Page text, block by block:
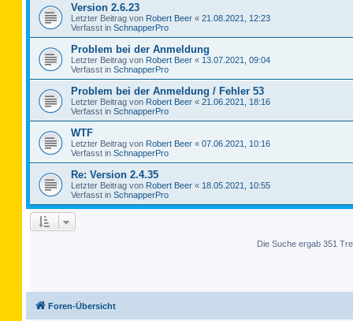
Version 2.6.23
Letzter Beitrag von Robert Beer « 21.08.2021, 12:23
Verfasst in SchnapperPro
Problem bei der Anmeldung
Letzter Beitrag von Robert Beer « 13.07.2021, 09:04
Verfasst in SchnapperPro
Problem bei der Anmeldung / Fehler 53
Letzter Beitrag von Robert Beer « 21.06.2021, 18:16
Verfasst in SchnapperPro
WTF
Letzter Beitrag von Robert Beer « 07.06.2021, 10:16
Verfasst in SchnapperPro
Re: Version 2.4.35
Letzter Beitrag von Robert Beer « 18.05.2021, 10:55
Verfasst in SchnapperPro
Die Suche ergab 351
Foren-Übersicht